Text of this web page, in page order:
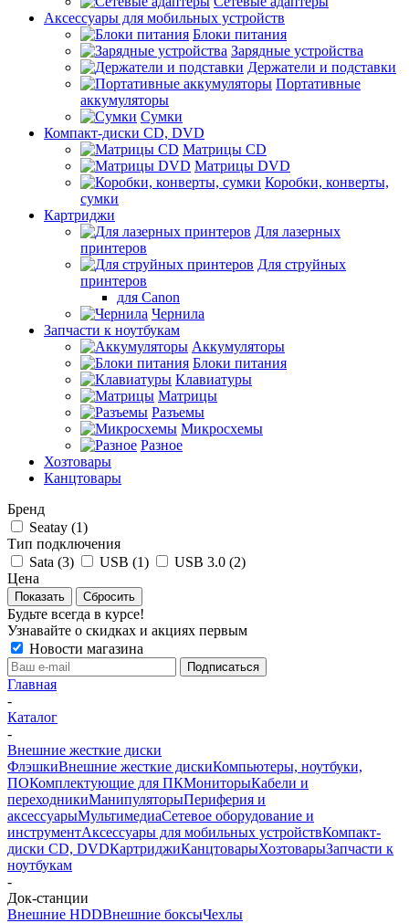
Аксессуары для мобильных устройств
Блоки питания
Зарядные устройства
Держатели и подставки
Портативные
аккумуляторы
Сумки
Компакт-диски CD, DVD
Матрицы CD
Матрицы DVD
Коробки, конверты,
сумки
Картриджи
Для лазерных
принтеров
Для струйных
принтеров
для Canon
Чернила
Запчасти к ноутбукам
Аккумуляторы
Блоки питания
Клавиатуры
Матрицы
Разъемы
Микросхемы
Разное
Хозтовары
Канцтовары
Бренд
Seatay (1)
Тип подключения
Sata (3) USB (1) USB 3.0 (2)
Цена
Сбросить
Будьте всегда в курсе!
Узнавайте о скидках и акциях первым
Новости магазина
Главная
-
Каталог
-
Внешние жесткие диски
ФлэшкиВнешние жесткие дискиКомпьютеры, ноутбуки,
ПОКомплектующие для ПКМониторыКабели и
переходникиМанипуляторыПериферия и
аксессуарыМультимедиаСетевое оборудование и
инструментАксессуары для мобильных устройствКомпакт-
диски CD, DVDКартриджиКанцтоварыХозтоварыЗапчасти к
ноутбукам
-
Док-станции
Внешние HDDВнешние боксыЧехлы